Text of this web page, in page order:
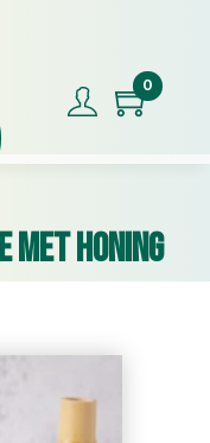
0
met Honing